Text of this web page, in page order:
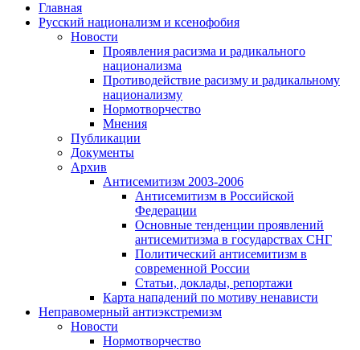
Главная
Русский национализм и ксенофобия
Новости
Проявления расизма и радикального
национализма
Противодействие расизму и радикальному
национализму
Нормотворчество
Мнения
Публикации
Документы
Архив
Антисемитизм 2003-2006
Антисемитизм в Российской
Федерации
Основные тенденции проявлений
антисемитизма в государствах СНГ
Политический антисемитизм в
современной России
Статьи, доклады, репортажи
Карта нападений по мотиву ненависти
Неправомерный антиэкстремизм
Новости
Нормотворчество